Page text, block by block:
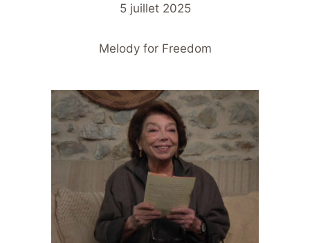
5 juillet 2025
Melody for Freedom